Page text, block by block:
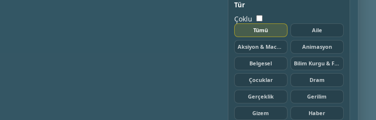
Tür
Çoklu
Tümü Aile
Aksiyon & Macera Animasyon
Belgesel Bilim Kurgu & Fantazi
Çocuklar Dram
Gerçeklik Gerilim
Gizem Haber